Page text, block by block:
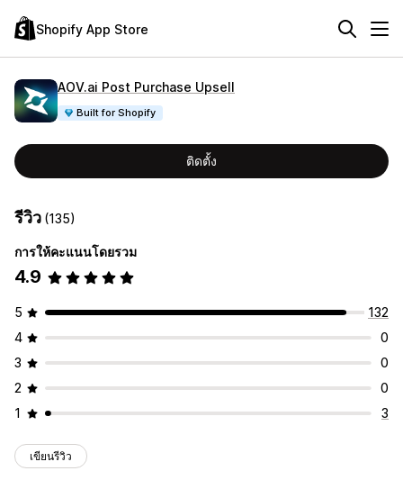
Shopify App Store
AOV.ai Post Purchase Upsell
Built for Shopify
ติดตั้ง
รีวิว (135)
การให้คะแนนโดยรวม
4.9
5
132
4
0
3
0
2
0
1
3
เขียนรีวิว